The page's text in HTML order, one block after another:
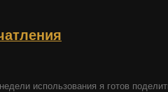
использования я готов